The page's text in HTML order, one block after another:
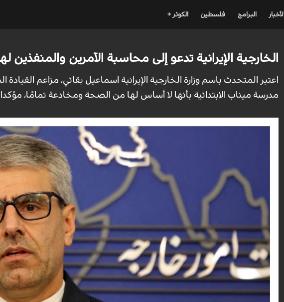
الأخبار البرامج فلسطين الكوثر +
الخارجية الإيرانية تدعو إلى محاسبة الآمرين
اعتبر المتحدث باسم وزارة الخارجية الإيرانية اسماعيل بقائي، مزاعم
مدرسة ميناب الابتدائية بأنها لا أساس لها من الصحة ومخادعة تمامًا،